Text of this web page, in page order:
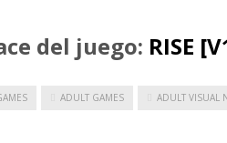
del juego: RISE
ADULT GAMES ADULT VISUAL